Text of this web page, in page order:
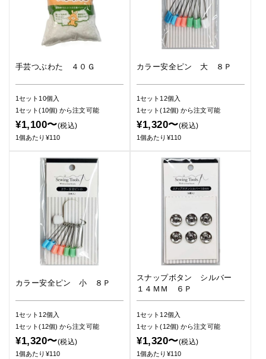
手芸つぶわた ４０Ｇ
1セット10個入
1セット(10個)から注文可能
¥1,100〜(税込)
1個あたり¥110
カラー安全ピン 大 ８Ｐ
1セット12個入
1セット(12個)から注文可能
¥1,320〜(税込)
1個あたり¥110
カラー安全ピン 小 ８Ｐ
1セット12個入
1セット(12個)から注文可能
¥1,320〜(税込)
1個あたり¥110
スナップボタン シルバー
１４ＭＭ ６Ｐ
1セット12個入
1セット(12個)から注文可能
¥1,320〜(税込)
1個あたり¥110